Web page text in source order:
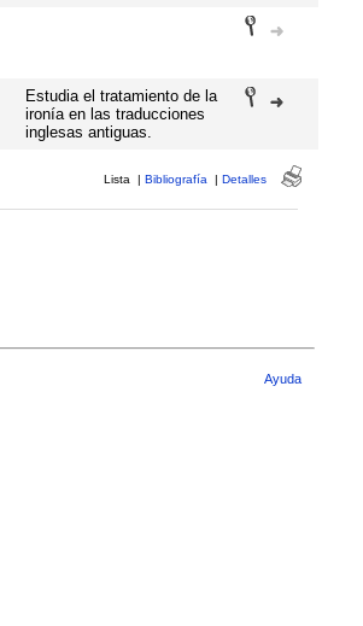
Estudia el tratamiento de la
ironía en las traducciones
inglesas antiguas.
Lista | Bibliografía | Detalles
Ayuda